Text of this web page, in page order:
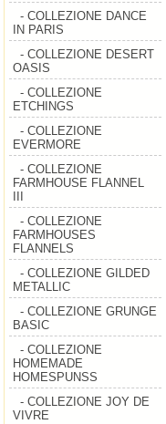
- COLLEZIONE DANCE
IN PARIS
- COLLEZIONE DESERT
OASIS
- COLLEZIONE
ETCHINGS
- COLLEZIONE
EVERMORE
- COLLEZIONE
FARMHOUSE FLANNEL
- COLLEZIONE
FARMHOUSES
FLANNELS
- COLLEZIONE GILDED
METALLIC
- COLLEZIONE GRUNGE
BASIC
- COLLEZIONE
HOMEMADE
HOMESPUNSS
- COLLEZIONE JOY DE
VIVRE